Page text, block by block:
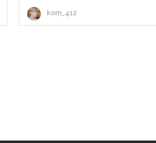
หนุ่มซุกไซร้เข้ากับคอระหงตามด้วยกดร...
korn_412